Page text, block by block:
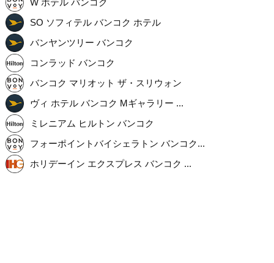
SO ソフィテル バンコク ホテル
バンヤンツリー バンコク
コンラッド バンコク
バンコク マリオット ザ・スリウォン
ヴィ ホテル バンコク Mギャラリー ...
ミレニアム ヒルトン バンコク
フォーポイントバイシェラトン バンコク...
ホリデーイン エクスプレス バンコク ...